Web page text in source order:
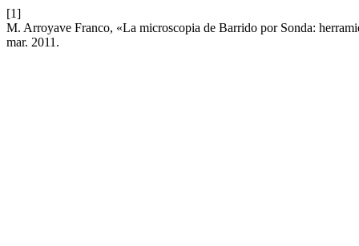
[1]
M. Arroyave Franco, «La microscopia de Barrido por Sonda:
mar. 2011.